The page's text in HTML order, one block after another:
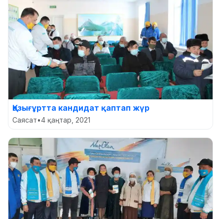
Қазығұртта кандидат қаптап жүр
Саясат•4 қаңтар, 2021